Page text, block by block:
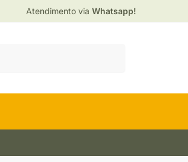
Atendimento via Whatsapp!